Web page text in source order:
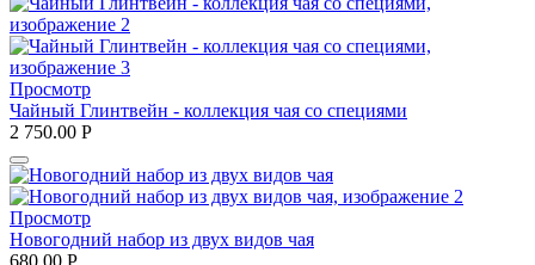
Просмотр
Чайный Глинтвейн - коллекция чая со специями
2 750.00 Р
Просмотр
Новогодний набор из двух видов чая
680.00 Р